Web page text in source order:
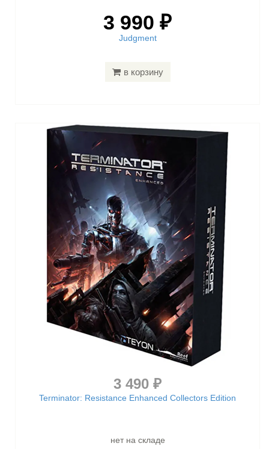
3 990 ₽
Judgment
в корзину
3 490 ₽
Terminator: Resistance Enhanced Collectors Edition
нет на складе